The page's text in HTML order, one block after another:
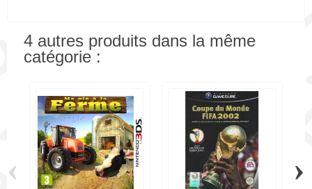
4 autres produits dans la même
catégorie :
‹ ›